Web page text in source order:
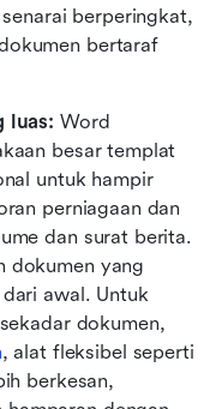
berperingkat,
bertaraf
luas: Word
besar templat
untuk hampir
perniagaan dan
dan surat berita.
dokumen yang
awal. Untuk
dokumen,
berkesan,